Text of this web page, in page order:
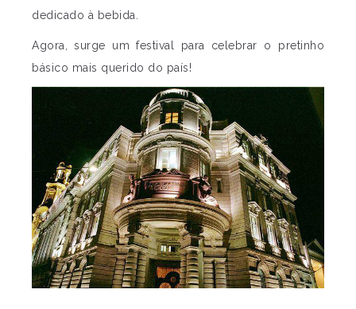
dedicado à bebida.
Agora, surge um festival para celebrar o pretinho
básico mais querido do país!